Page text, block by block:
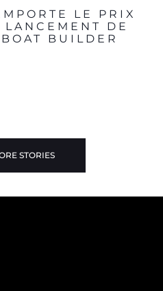
LE PRIX
DE
BUILDER
STORIES